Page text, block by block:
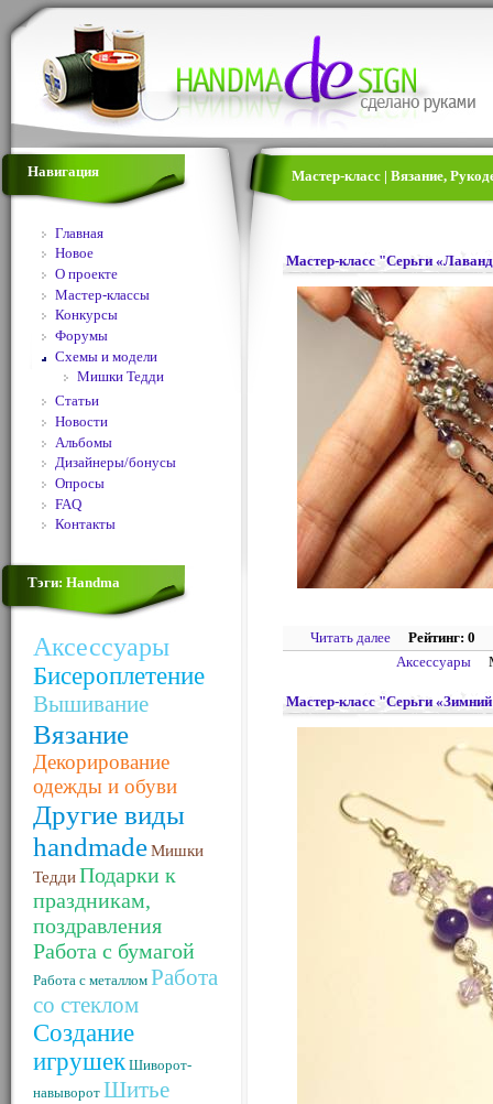
Навигация
Главная
Новое
О проекте
Мастер-классы
Конкурсы
Форумы
Схемы и модели
Мишки Тедди
Статьи
Новости
Альбомы
Дизайнеры/бонусы
Опросы
FAQ
Контакты
Тэги: Handma
Аксессуары
Бисероплетение
Вышивание
Вязание
Декорирование
одежды и обуви
Другие виды
handmadeМишки
ТеддиПодарки к
праздникам,
поздравления
Работа с бумагой
Работа с металлом Работа
со стеклом
Создание
игрушек Шиворот-
навыворот Шитье
Мастер-класс | Вязание,
Мастер-класс "Серьги
Читать далее
Рейтинг: 0
Аксессуары
Мастер-класс "Серьги